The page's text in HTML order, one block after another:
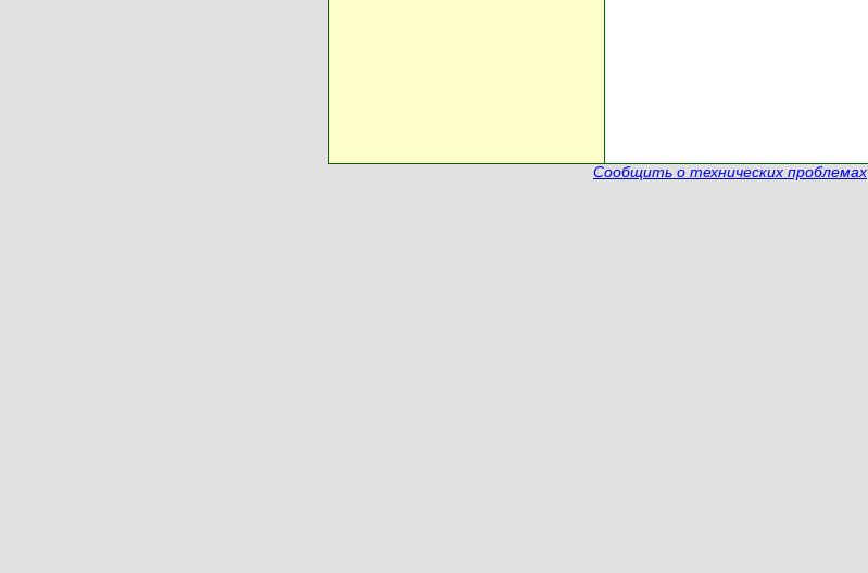
Сообщить о технических проблемах